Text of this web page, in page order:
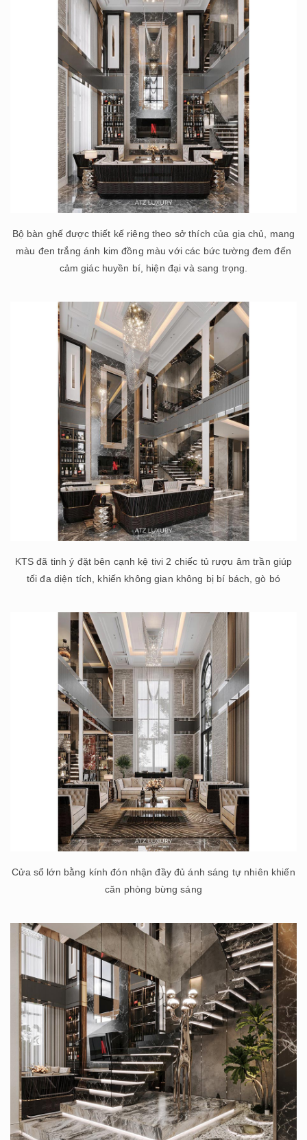
Bộ bàn ghế được thiết kế riêng theo sở thích của gia chủ, mang
màu đen trắng ánh kim đồng màu với các bức tường đem đến
cảm giác huyền bí, hiện đại và sang trọng.
KTS đã tinh ý đặt bên cạnh kệ tivi 2 chiếc tủ rượu âm trần giúp
tối đa diện tích, khiến không gian không bị bí bách, gò bó
Cửa sổ lớn bằng kính đón nhận đầy đủ ánh sáng tự nhiên khiến
căn phòng bừng sáng